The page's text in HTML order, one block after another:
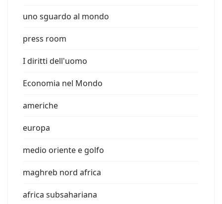
uno sguardo al mondo
press room
I diritti dell'uomo
Economia nel Mondo
americhe
europa
medio oriente e golfo
maghreb nord africa
africa subsahariana